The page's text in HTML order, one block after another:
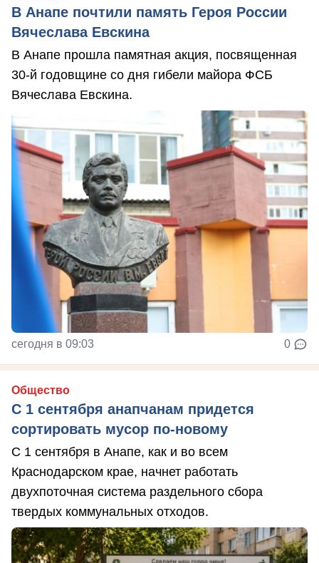
В Анапе почтили память Героя России
Вячеслава Евскина
В Анапе прошла памятная акция, посвященная
30-й годовщине со дня гибели майора ФСБ
Вячеслава Евскина.
сегодня в 09:03 0
Общество
С 1 сентября анапчанам придется
сортировать мусор по-новому
С 1 сентября в Анапе, как и во всем
Краснодарском крае, начнет работать
двухпоточная система раздельного сбора
твердых коммунальных отходов.